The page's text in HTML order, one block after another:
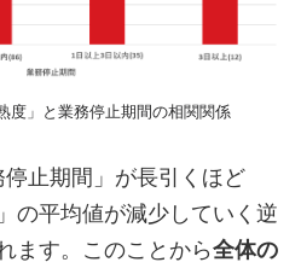
度」と業務停止期間の相関関係
止期間」が長引くほど
の平均値が減少していく逆
ます。このことから全体の